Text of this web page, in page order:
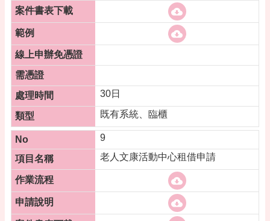
30日
既有系統、臨櫃
9
老人文康活動中心租借申請